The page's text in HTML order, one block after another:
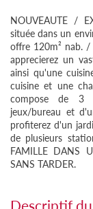
NOUVEAUTE /
située dans un
offre 120m² nab. /
apprecierez un
ainsi qu'une
cuisine et une
compose de 3
jeux/bureau et
profiterez d'un
de plusieurs
FAMILLE DANS
SANS TARDER.
descriptif